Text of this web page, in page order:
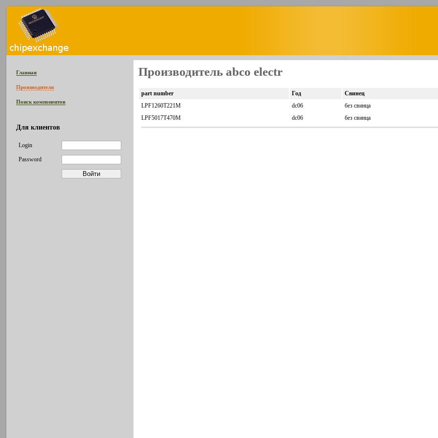
Главная
Производители
Поиск компонентов
Для клиентов
Login
Password
Производитель abco electr
part number Год Свинец
LPF1260T221M
dc06
без свинца
LPF5017T470M
dc06 без свинца